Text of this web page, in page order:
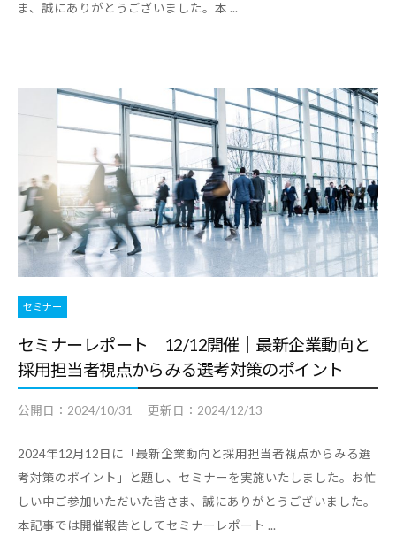
ま、誠にありがとうございました。本 ...
セミナー
セミナーレポート｜12/12開催｜最新企業動向と
採用担当者視点からみる選考対策のポイント
公開日： 2024/10/31 更新日： 2024/12/13
2024年12月12日に「最新企業動向と採用担当者視点からみる選
考対策のポイント」と題し、セミナーを実施いたしました。お忙
しい中ご参加いただいた皆さま、誠にありがとうございました。
本記事では開催報告としてセミナーレポート ...